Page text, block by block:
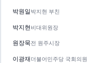
박원일 박지현 부친
박지현비대위원장
원장묵전 원주시장
이광재더불어민주당 국회의원